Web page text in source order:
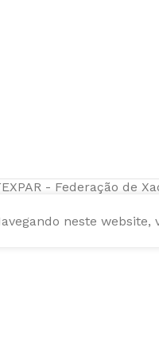
- Federação de
neste website,